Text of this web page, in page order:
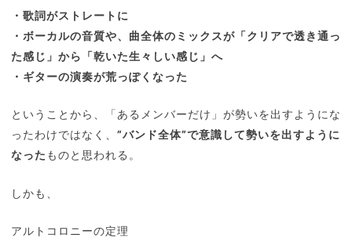
・歌詞がストレートに
・ボーカルの音質や、曲全体のミックスが「クリアで透き通っ
た感じ」から「乾いた生々しい感じ」へ
・ギターの演奏が荒っぽくなった
ということから、「あるメンバーだけ」が勢いを出すようにな
ったわけではなく、 ”バンド全体”で意識して勢いを出すように
なった ものと思われる。
しかも、
アルトコロニーの定理